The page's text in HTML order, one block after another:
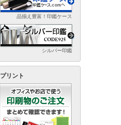
品揃え豊富！印鑑ケース
シルバー印鑑
プリント